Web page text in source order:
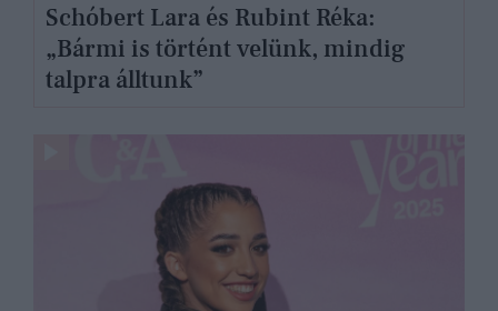
Schóbert Lara és Rubint Réka:
„Bármi is történt velünk, mindig
talpra álltunk”